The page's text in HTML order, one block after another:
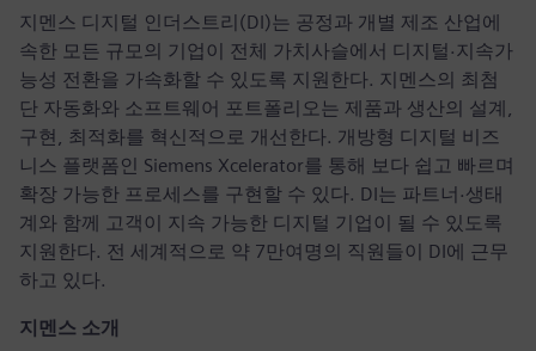
지멘스 디지털 인더스트리(DI)는 공정과 개별 제조 산업에
속한 모든 규모의 기업이 전체 가치사슬에서 디지털·지속가
능성 전환을 가속화할 수 있도록 지원한다. 지멘스의 최첨
단 자동화와 소프트웨어 포트폴리오는 제품과 생산의 설계,
구현, 최적화를 혁신적으로 개선한다. 개방형 디지털 비즈
니스 플랫폼인 Siemens Xcelerator를 통해 보다 쉽고 빠르며
확장 가능한 프로세스를 구현할 수 있다. DI는 파트너·생태
계와 함께 고객이 지속 가능한 디지털 기업이 될 수 있도록
지원한다. 전 세계적으로 약 7만여명의 직원들이 DI에 근무
하고 있다.
지멘스 소개